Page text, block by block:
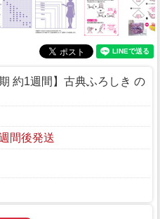
約1週間】古典ふろしき の
間後発送